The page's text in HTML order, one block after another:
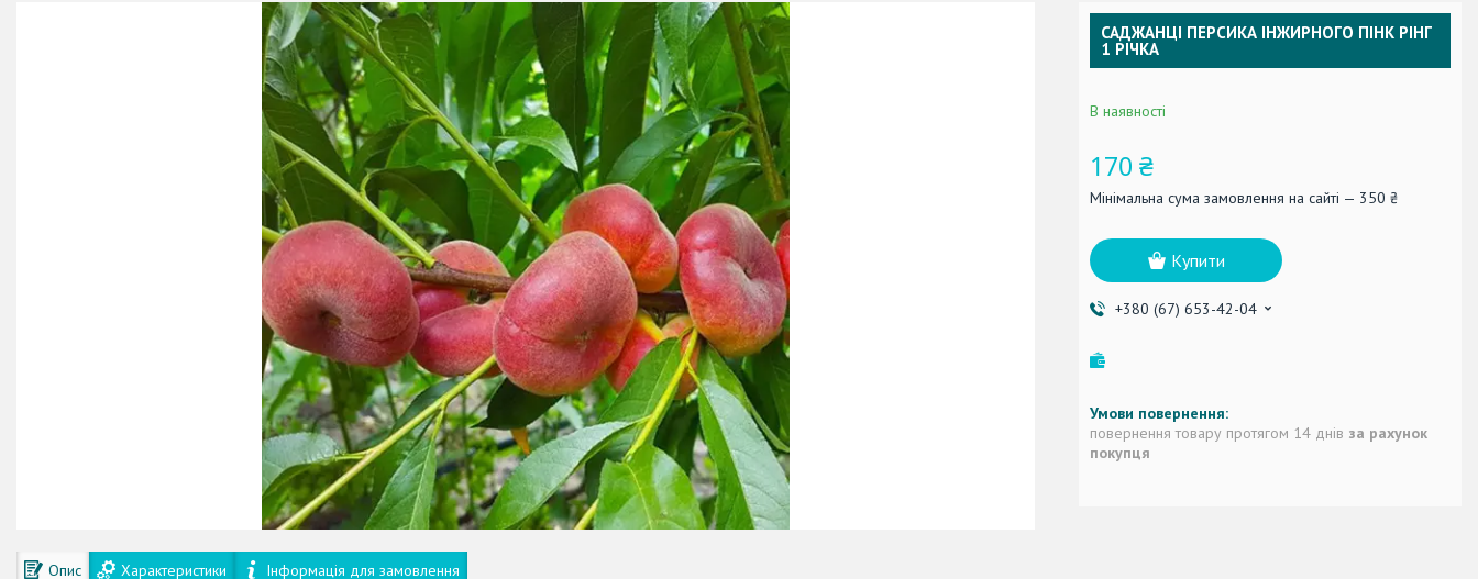
Опис Характеристики Інформація для замовлення
САДЖАНЦІ ПЕРСИКА ІНЖИРНОГО ПІНК РІНГ
1 РІЧКА
В наявності
170 ₴
Мінімальна сума замовлення на сайті — 350 ₴
Купити
+380 (67) 653-42-04
повернення товару протягом 14 днів за рахунок
покупця